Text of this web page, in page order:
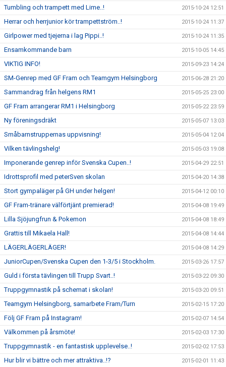
Tumbling och trampett med Lime..! 2015-10-24 12:51
Herrar och herrjunior kör trampettström..! 2015-10-24 11:37
Girlpower med tjejerna i lag Pippi..! 2015-10-24 11:35
Ensamkommande barn 2015-10-05 14:45
VIKTIG INFO! 2015-09-23 14:24
SM-Genrep med GF Fram och Teamgym Helsingborg 2015-06-28 21:20
Sammandrag från helgens RM1 2015-05-25 23:00
GF Fram arrangerar RM1 i Helsingborg 2015-05-22 23:59
Ny föreningsdräkt 2015-05-07 13:03
Småbarnstruppernas uppvisning! 2015-05-04 12:04
Vilken tävlingshelg! 2015-05-03 19:08
Imponerande genrep inför Svenska Cupen..! 2015-04-29 22:51
Idrottsprofil med peterSven skolan 2015-04-20 14:38
Stort gympaläger på GH under helgen! 2015-04-12 00:10
GF Fram-tränare välförtjänt premierad! 2015-04-08 19:49
Lilla Sjöjungfrun & Pokemon 2015-04-08 18:49
Grattis till Mikaela Hall! 2015-04-08 14:44
LÄGERLÄGERLÄGER! 2015-04-08 14:29
JuniorCupen/Svenska Cupen den 1-3/5 i Stockholm. 2015-03-26 17:57
Guld i första tävlingen till Trupp Svart..! 2015-03-22 09:30
Truppgymnastik på schemat i skolan! 2015-03-20 09:51
Teamgym Helsingborg, samarbete Fram/Turn 2015-02-15 17:20
Följ GF Fram på Instagram! 2015-02-07 14:54
Välkommen på årsmöte! 2015-02-03 17:30
Truppgymnastik - en fantastisk upplevelse..! 2015-02-02 17:53
Hur blir vi bättre och mer attraktiva..!? 2015-02-01 11:43